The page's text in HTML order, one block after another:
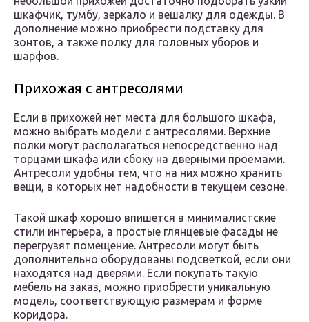
шкафчик, тумбу, зеркало и вешалку для одежды. В
дополнение можно приобрести подставку для
зонтов, а также полку для головных уборов и
шарфов.
Прихожая с антресолями
Если в прихожей нет места для большого шкафа,
можно выбрать модели с антресолями. Верхние
полки могут располагаться непосредственно над
торцами шкафа или сбоку на дверными проёмами.
Антресоли удобны тем, что на них можно хранить
вещи, в которых нет надобности в текущем сезоне.
Такой шкаф хорошо впишется в минималистские
стили интерьера, а простые глянцевые фасады не
перегрузят помещение. Антресоли могут быть
дополнительно оборудованы подсветкой, если они
находятся над дверями. Если покупать такую
мебель на заказ, можно приобрести уникальную
модель, соответствующую размерам и форме
коридора.